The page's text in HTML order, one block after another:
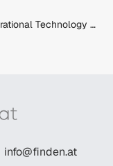
Automatisierungstechniker (m/w/d) - Operational Technology & Planung
info@finden.at